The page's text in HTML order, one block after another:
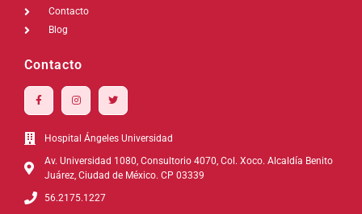
Contacto
Blog
Contacto
Hospital Ángeles Universidad
Av. Universidad 1080, Consultorio 4070, Col. Xoco. Alcaldía Benito
Juárez, Ciudad de México. CP 03339
56.2175.1227